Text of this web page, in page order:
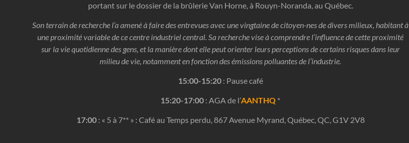
portant sur le dossier de la brûlerie Van Horne, à Rouyn-Noranda, au Québec.
Son terrain de recherche l’a amené à faire des entrevues avec une vingtaine de citoyen-nes de divers milieux, habitant à
une proximité variable de ce centre industriel central. Sa recherche vise à comprendre l’influence de cette proximité
sur la vie quotidienne des gens, et la manière dont elle peut orienter leurs perceptions de certains risques dans leur
milieu de vie, notamment en fonction des émissions polluantes de l’industrie.
15:00-15:20: Pause café
15:20-17:00 : AGA de l’AANTHQ *
17:00: « 5 à 7** » : Café au Temps perdu, 867 Avenue Myrand, Québec, QC, G1V 2V8